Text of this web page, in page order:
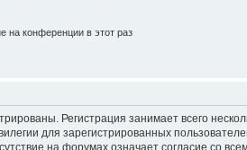
на конференции в этот раз
Регистрация занимает всего
для зарегистрированных
на форумах означает согласие со